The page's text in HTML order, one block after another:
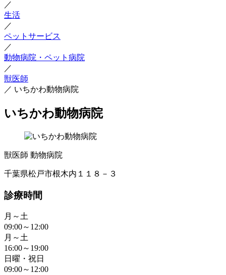
／
生活
／
ペットサービス
／
動物病院・ペット病院
／
獣医師
／ いちかわ動物病院
いちかわ動物病院
獣医師 動物病院
千葉県松戸市根木内１１８－３
診療時間
月～土
09:00～12:00
月～土
16:00～19:00
日曜・祝日
09:00～12:00